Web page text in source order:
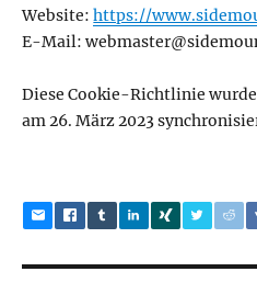
Website:https://
E-Mail:webmaster@
Diese Cookie-Richtlinie
am 26. März 2023